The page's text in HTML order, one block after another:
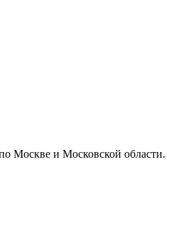
Москве и Московской области.